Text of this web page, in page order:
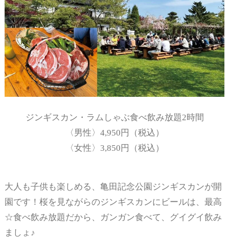
ジンギスカン・ラムしゃぶ食べ飲み放題2時間
〈男性〉4,950円（税込）
〈女性〉3,850円（税込）
大人も子供も楽しめる、亀田記念公園ジンギスカンが開
園です！桜を見ながらのジンギスカンにビールは、最高
☆食べ飲み放題だから、ガンガン食べて、グイグイ飲み
ましょ♪